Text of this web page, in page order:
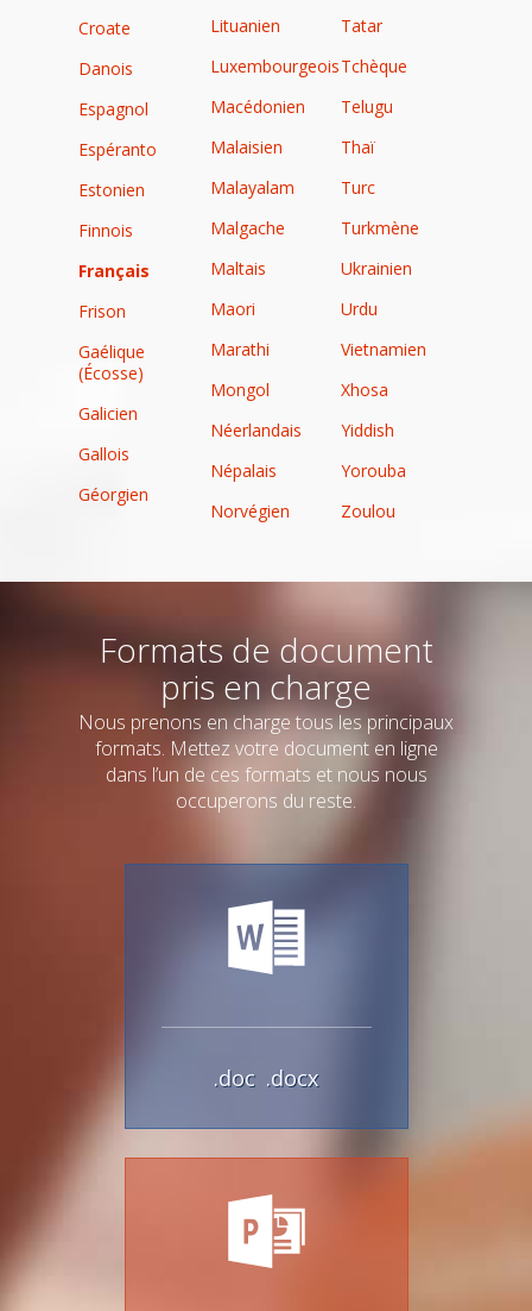
Croate
Danois
Espagnol
Espéranto
Estonien
Finnois
Français
Frison
Gaélique
(Écosse)
Galicien
Gallois
Géorgien
Lituanien
Luxembourgeois
Macédonien
Malaisien
Malayalam
Malgache
Maltais
Maori
Marathi
Mongol
Néerlandais
Népalais
Norvégien
Tatar
Tchèque
Telugu
Thaï
Turc
Turkmène
Ukrainien
Urdu
Vietnamien
Xhosa
Yiddish
Yorouba
Zoulou
Formats de document
pris en charge
Nous prenons en charge tous les principaux
formats. Mettez votre document en ligne
dans l’un de ces formats et nous nous
occuperons du reste.
.doc .docx